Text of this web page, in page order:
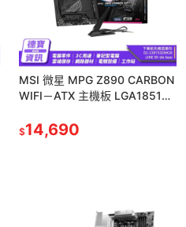
MSI 微星 MPG Z890 CARBON
WIFI－ATX 主機板 LGA1851／
$14,690